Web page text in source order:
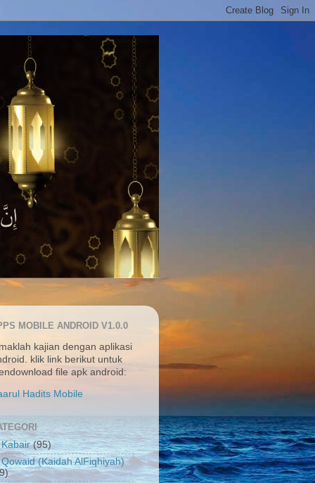
MOBILE ANDROID V1.0.0
kajian dengan aplikasi
klik link berikut untuk
file apk android:
Hadits Mobile
(95)
Qowaid (Kaidah AlFiqhiyah)